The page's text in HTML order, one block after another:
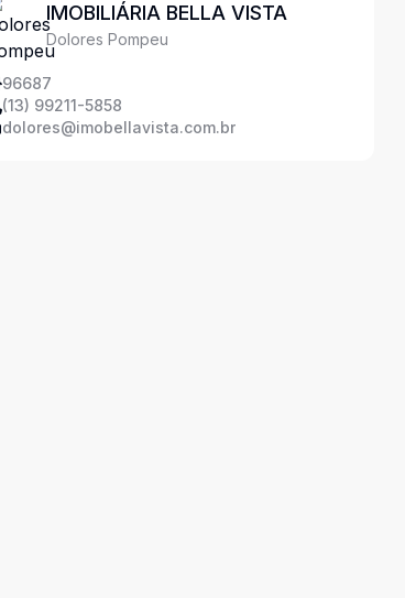
IMOBILIÁRIA BELLA VISTA
Dolores Pompeu
96687
(13) 99211-5858
dolores@imobellavista.com.br